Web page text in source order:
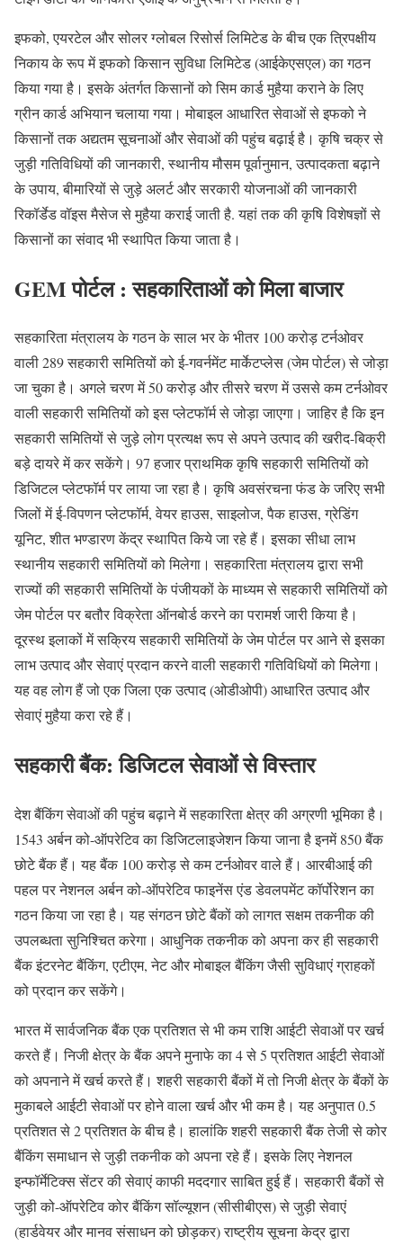
इफको, एयरटेल और सोलर ग्लोबल रिसोर्स लिमिटेड के बीच एक त्रिपक्षीय
निकाय के रूप में इफको किसान सुविधा लिमिटेड (आईकेएसएल) का गठन
किया गया है। इसके अंतर्गत किसानों को सिम कार्ड मुहैया कराने के लिए
ग्रीन कार्ड अभियान चलाया गया। मोबाइल आधारित सेवाओं से इफको ने
किसानों तक अद्यतम सूचनाओं और सेवाओं की पहुंच बढ़ाई है। कृषि चक्र से
जुड़ी गतिविधियों की जानकारी, स्थानीय मौसम पूर्वानुमान, उत्पादकता बढ़ाने
के उपाय, बीमारियों से जुड़े अलर्ट और सरकारी योजनाओं की जानकारी
रिकॉर्डेड वॉइस मैसेज से मुहैया कराई जाती है. यहां तक की कृषि विशेषज्ञों से
किसानों का संवाद भी स्थापित किया जाता है।
GEM पोर्टल : सहकारिताओं को मिला बाजार
सहकारिता मंत्रालय के गठन के साल भर के भीतर 100 करोड़ टर्नओवर
वाली 289 सहकारी समितियों को ई-गवर्नमेंट मार्केटप्लेस (जेम पोर्टल) से जोड़ा
जा चुका है। अगले चरण में 50 करोड़ और तीसरे चरण में उससे कम टर्नओवर
वाली सहकारी समितियों को इस प्लेटफॉर्म से जोड़ा जाएगा। जाहिर है कि इन
सहकारी समितियों से जुड़े लोग प्रत्यक्ष रूप से अपने उत्पाद की खरीद-बिक्री
बड़े दायरे में कर सकेंगे। 97 हजार प्राथमिक कृषि सहकारी समितियों को
डिजिटल प्लेटफॉर्म पर लाया जा रहा है। कृषि अवसंरचना फंड के जरिए सभी
जिलों में ई-विपणन प्लेटफॉर्म, वेयर हाउस, साइलोज, पैक हाउस, ग्रेडिंग
यूनिट, शीत भण्डारण केंद्र स्थापित किये जा रहे हैं। इसका सीधा लाभ
स्थानीय सहकारी समितियों को मिलेगा। सहकारिता मंत्रालय द्वारा सभी
राज्यों की सहकारी समितियों के पंजीयकों के माध्यम से सहकारी समितियों को
जेम पोर्टल पर बतौर विक्रेता ऑनबोर्ड करने का परामर्श जारी किया है।
दूरस्थ इलाकों में सक्रिय सहकारी समितियों के जेम पोर्टल पर आने से इसका
लाभ उत्पाद और सेवाएं प्रदान करने वाली सहकारी गतिविधियों को मिलेगा।
यह वह लोग हैं जो एक जिला एक उत्पाद (ओडीओपी) आधारित उत्पाद और
सेवाएं मुहैया करा रहे हैं।
सहकारी बैंक: डिजिटल सेवाओं से विस्तार
देश बैंकिंग सेवाओं की पहुंच बढ़ाने में सहकारिता क्षेत्र की अग्रणी भूमिका है।
1543 अर्बन को-ऑपरेटिव का डिजिटलाइजेशन किया जाना है इनमें 850 बैंक
छोटे बैंक हैं। यह बैंक 100 करोड़ से कम टर्नओवर वाले हैं। आरबीआई की
पहल पर नेशनल अर्बन को-ऑपरेटिव फाइनेंस एंड डेवलपमेंट कॉर्पोरेशन का
गठन किया जा रहा है। यह संगठन छोटे बैंकों को लागत सक्षम तकनीक की
उपलब्धता सुनिश्चित करेगा। आधुनिक तकनीक को अपना कर ही सहकारी
बैंक इंटरनेट बैंकिंग, एटीएम, नेट और मोबाइल बैंकिंग जैसी सुविधाएं ग्राहकों
को प्रदान कर सकेंगे।
भारत में सार्वजनिक बैंक एक प्रतिशत से भी कम राशि आईटी सेवाओं पर खर्च
करते हैं। निजी क्षेत्र के बैंक अपने मुनाफे का 4 से 5 प्रतिशत आईटी सेवाओं
को अपनाने में खर्च करते हैं। शहरी सहकारी बैंकों में तो निजी क्षेत्र के बैंकों के
मुकाबले आईटी सेवाओं पर होने वाला खर्च और भी कम है। यह अनुपात 0.5
प्रतिशत से 2 प्रतिशत के बीच है। हालांकि शहरी सहकारी बैंक तेजी से कोर
बैंकिंग समाधान से जुड़ी तकनीक को अपना रहे हैं। इसके लिए नेशनल
इन्फॉर्मेटिक्स सेंटर की सेवाएं काफी मददगार साबित हुई हैं। सहकारी बैंकों से
जुड़ी को-ऑपरेटिव कोर बैंकिंग सॉल्यूशन (सीसीबीएस) से जुड़ी सेवाएं
(हार्डवेयर और मानव संसाधन को छोड़कर) राष्ट्रीय सूचना केद्र द्वारा